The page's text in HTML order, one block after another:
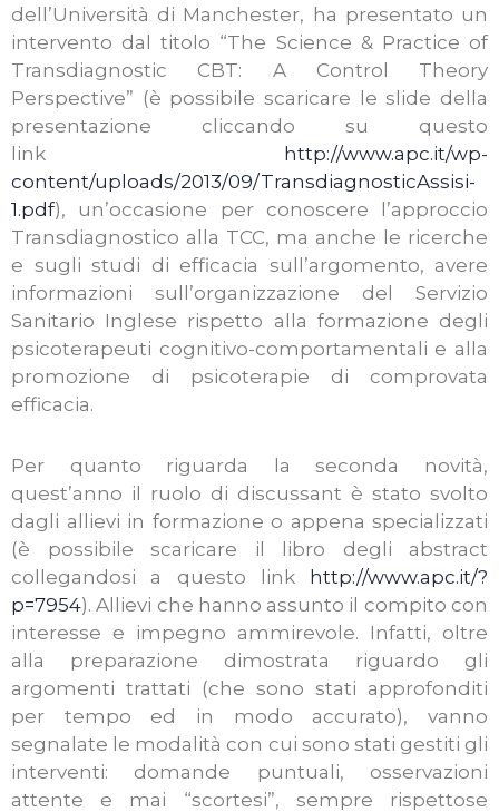
dell’Università di Manchester, ha presentato un
intervento dal titolo “The Science & Practice of
Transdiagnostic CBT: A Control Theory
Perspective” (è possibile scaricare le slide della
presentazione cliccando su questo
link
http://www.apc.it/wp-
content/uploads/2013/09/TransdiagnosticAssisi-
1.pdf), un’occasione per conoscere l’approccio
Transdiagnostico alla TCC, ma anche le ricerche
e sugli studi di efficacia sull’argomento, avere
informazioni sull’organizzazione del Servizio
Sanitario Inglese rispetto alla formazione degli
psicoterapeuti cognitivo-comportamentali e alla
promozione di psicoterapie di comprovata
efficacia.
Per quanto riguarda la seconda novità,
quest’anno il ruolo di discussant è stato svolto
dagli allievi in formazione o appena specializzati
(è possibile scaricare il libro degli abstract
collegandosi a questo link http://www.apc.it/?
p=7954). Allievi che hanno assunto il compito con
interesse e impegno ammirevole. Infatti, oltre
alla preparazione dimostrata riguardo gli
argomenti trattati (che sono stati approfonditi
per tempo ed in modo accurato), vanno
segnalate le modalità con cui sono stati gestiti gli
interventi: domande puntuali, osservazioni
attente e mai “scortesi”, sempre rispettose